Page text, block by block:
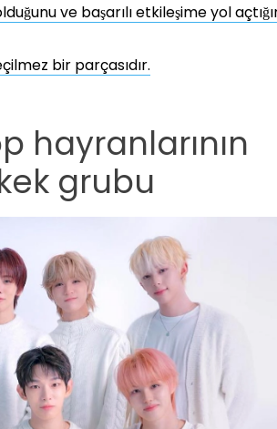
ve başarılı etkileşime yol
bir parçasıdır.
hayranlarının
grubu